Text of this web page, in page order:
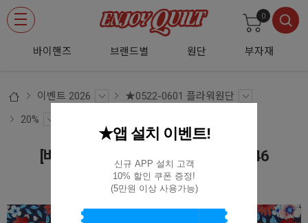
바이핸즈 브랜드별 원단 부자재
0
이벤트 2026
★0522-0601 플라워원단
20%
[바이핸즈] DTP 쁘띠 플라워 시리즈 D46
EYPD-D46
★앱 설치 이벤트!
신규 APP 설치 고객
10% 할인 쿠폰 증정!
(5만원 이상 사용가능)